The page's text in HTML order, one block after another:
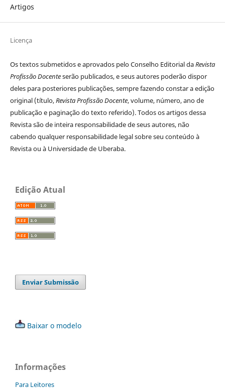
Artigos
Licença
Os textos submetidos e aprovados pelo Conselho Editorial daRevista
Profissão Docenteserão publicados, e seus autores poderão dispor
deles para posteriores publicações, sempre fazendo constar a edição
original (título,Revista Profissão Docente, volume, número, ano de
publicação e paginação do texto referido). Todos os artigos dessa
Revista são de inteira responsabilidade de seus autores, não
cabendo qualquer responsabilidade legal sobre seu conteúdo à
Revista ou à Universidade de Uberaba.
Edição Atual
Enviar Submissão
Baixar o modelo
Informações
Para Leitores